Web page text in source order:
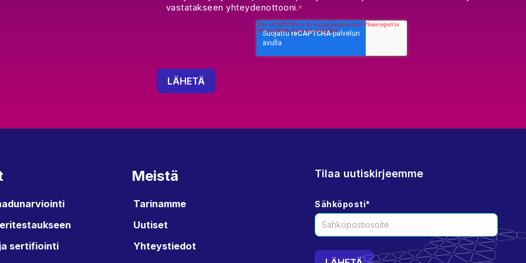
vastatakseen yhteydenottooni.*
sertifiointi
Meistä
Tarinamme
Uutiset
Yhteystiedot
Tilaa uutiskirjeemme
Sähköposti*